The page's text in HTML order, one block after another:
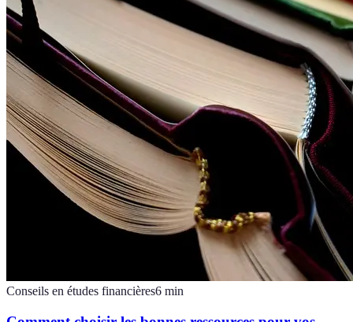
Conseils en études financières6 min